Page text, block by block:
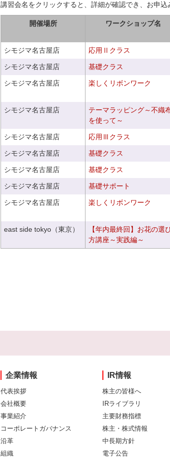
講習会名をクリックすると、詳細が確認でき、お申込
開催場所 ワークショップ名
シモジマ名古屋店 応用Ⅱクラス
シモジマ名古屋店 基礎クラス
シモジマ名古屋店 楽しくリボンワーク
シモジマ名古屋店
テーマラッピング～不織
を使って～
シモジマ名古屋店 応用Ⅲクラス
シモジマ名古屋店 基礎クラス
シモジマ名古屋店 基礎クラス
シモジマ名古屋店 基礎サポート
シモジマ名古屋店 楽しくリボンワーク
east side tokyo（東京）
【年内最終回】お花の選
方講座～実践編～
企業情報
代表挨拶
会社概要
事業紹介
コーポレートガバナンス
沿革
組織
IR情報
株主の皆様へ
IRライブラリ
主要財務指標
株主・株式情報
中長期方針
電子公告